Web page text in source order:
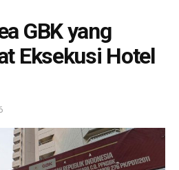
GBK yang
Eksekusi Hotel